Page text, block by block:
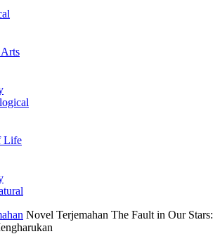
Life
Novel Terjemahan The Fault in Our Stars: